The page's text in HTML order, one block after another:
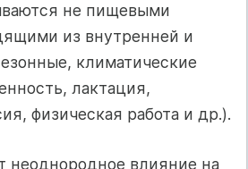
не пищевыми
из внутренней и
климатические
лактация,
физическая работа и др.).
неоднородное влияние на